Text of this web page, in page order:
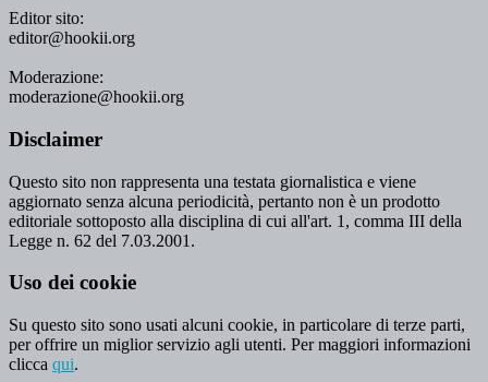
Editor sito:
editor@hookii.org
Moderazione:
moderazione@hookii.org
Disclaimer
Questo sito non rappresenta una testata giornalistica e viene
aggiornato senza alcuna periodicità, pertanto non è un prodotto
editoriale sottoposto alla disciplina di cui all'art. 1, comma III della
Legge n. 62 del 7.03.2001.
Uso dei cookie
Su questo sito sono usati alcuni cookie, in particolare di terze parti,
per offrire un miglior servizio agli utenti. Per maggiori informazioni
clicca qui.